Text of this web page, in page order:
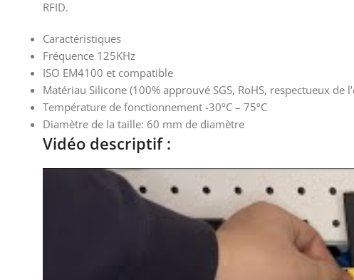
RFID.
Caractéristiques
Fréquence 125KHz
ISO EM4100 et compatible
Matériau Silicone (100% approuvé SGS, RoHS, respectueux de
Température de fonctionnement -30ºC – 75ºC
Diamètre de la taille: 60 mm de diamètre
Vidéo descriptif :